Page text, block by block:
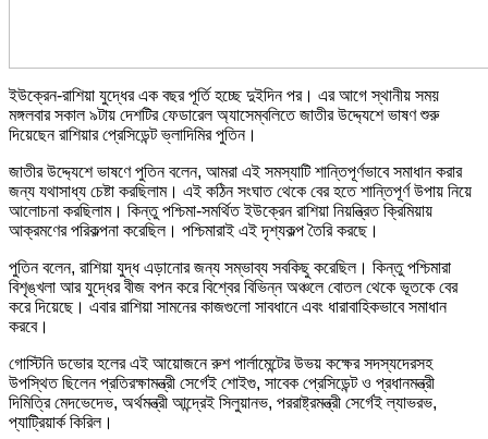
ইউক্রেন-রাশিয়া যুদ্ধের এক বছর পূর্তি হচ্ছে দুইদিন পর। এর আগে স্থানীয় সময়
মঙ্গলবার সকাল ৯টায় দেশটির ফেডারেল অ্যাসেম্বলিতে জাতীর উদ্দ্যেশে ভাষণ শুরু
দিয়েছেন রাশিয়ার প্রেসিডেন্ট ভ্লাদিমির পুতিন।
জাতীর উদ্দ্যেশে ভাষণে পুতিন বলেন, আমরা এই সমস্যাটি শান্তিপূর্ণভাবে সমাধান করার
জন্য যথাসাধ্য চেষ্টা করছিলাম। এই কঠিন সংঘাত থেকে বের হতে শান্তিপূর্ণ উপায় নিয়ে
আলোচনা করছিলাম। কিন্তু পশ্চিমা-সমর্থিত ইউক্রেন রাশিয়া নিয়ন্ত্রিত ক্রিমিয়ায়
আক্রমণের পরিকল্পনা করেছিল। পশ্চিমারাই এই দৃশ্যকল্প তৈরি করছে।
পুতিন বলেন, রাশিয়া যুদ্ধ এড়ানোর জন্য সম্ভাব্য সবকিছু করেছিল। কিন্তু পশ্চিমারা
বিশৃঙ্খলা আর যুদ্ধের বীজ বপন করে বিশ্বের বিভিন্ন অঞ্চলে বোতল থেকে ভূতকে বের
করে দিয়েছে। এবার রাশিয়া সামনের কাজগুলো সাবধানে এবং ধারাবাহিকভাবে সমাধান
করবে।
গোস্টিনি ডভোর হলের এই আয়োজনে রুশ পার্লামেন্টের উভয় কক্ষের সদস্যদেরসহ
উপস্থিত ছিলেন প্রতিরক্ষামন্ত্রী সের্গেই শোইগু, সাবেক প্রেসিডেন্ট ও প্রধানমন্ত্রী
দিমিত্রি মেদভেদেভ, অর্থমন্ত্রী আন্দ্রেই সিলুয়ানভ, পররাষ্ট্রমন্ত্রী সের্গেই ল্যাভরভ,
প্যাট্রিয়ার্ক কিরিল।